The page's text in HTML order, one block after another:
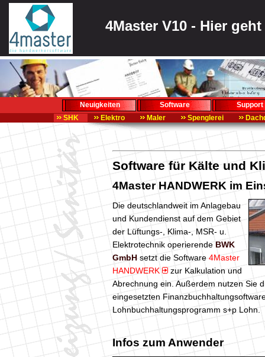
4Master V10 - Hier
Neuigkeiten Software
Support
SHK
Elektro Maler Spenglerei
Software für Kälte und
4Master HANDWERK im
Die deutschlandweit im Anlagebau
und Kundendienst auf dem Gebiet
der Lüftungs-, Klima-, MSR- u.
Elektrotechnik operierende BWK
GmbH setzt die Software 4Master
HANDWERK
zur Kalkulation und
Abrechnung ein. Außerdem nutzen Sie
eingesetzten
Lohnbuchhaltungsprogramm s+p Lohn.
Infos zum Anwender